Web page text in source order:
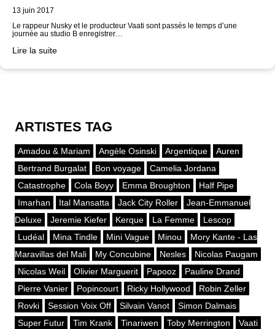
13 juin 2017
Le rappeur Nusky et le producteur Vaati sont passés le temps d’une
journée au studio B enregistrer…
Lire la suite
ARTISTES TAG
Amadou & Mariam Angèle Osinski Argentique
Auren
Bertrand Burgalat
Bon voyage
Camelia Jordana
Catastrophe
Cola Boyy Emma Broughton
Half Pipe
Imarhan
Ital Mansatta Jack City Roller
Jean-Emmanuel
Deluxe
Jeremie Kiefer Kerque La Femme
Lescop
Ludéal
Mina Tindle Mini Vague Minou
Mory Kante - Las
Maravillas del Mali
My Concubine Nesles
Nicolas Paugam
Nicolas Weil
Olivier Marguerit Papooz
Pauline Drand
Pierre Vanier
Popincourt Ricky Hollywood
Robin Zeller
Rovki
Session Voix Off Silvain Vanot
Simon Dalmais
Super Futur
Tim Krank Tinariwen Toby Merrington
Vaati